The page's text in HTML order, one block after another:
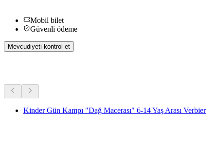
Mobil bilet
Güvenli ödeme
Mevcudiyeti kontrol et
Kinder Gün Kampı "Dağ Macerası" 6-14 Yaş Arası Verbier